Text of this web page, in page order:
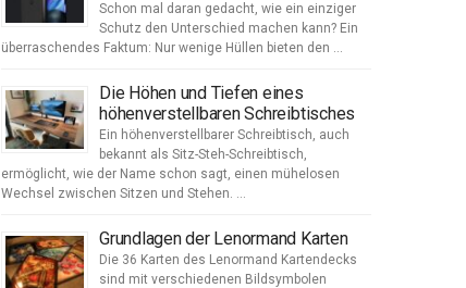
Schon mal daran gedacht, wie ein einziger
Schutz den Unterschied machen kann? Ein
überraschendes Faktum: Nur wenige Hüllen bieten den …
Die Höhen und Tiefen eines
höhenverstellbaren Schreibtisches
Ein höhenverstellbarer Schreibtisch, auch
bekannt als Sitz-Steh-Schreibtisch,
ermöglicht, wie der Name schon sagt, einen mühelosen
Wechsel zwischen Sitzen und Stehen. …
Grundlagen der Lenormand Karten
Die 36 Karten des Lenormand Kartendecks
sind mit verschiedenen Bildsymbolen